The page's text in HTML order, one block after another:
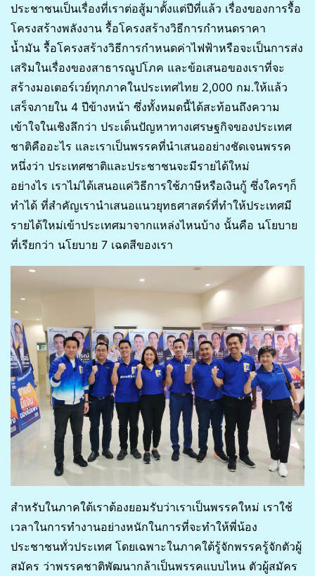
ประชาชนเป็นเรื่องที่เราต่อสู้มาตั้งแต่ปีที่แล้ว เรื่องของการรื้อ
โครงสร้างพลังงาน รื้อโครงสร้างวิธีการกำหนดราคา
น้ำมัน รื้อโครงสร้างวิธีการกำหนดค่าไฟฟ้าหรือจะเป็นการส่ง
เสริมในเรื่องของสาธารณูปโภค และข้อเสนอของเราที่จะ
สร้างมอเตอร์เวย์ทุกภาคในประเทศไทย 2,000 กม.ให้แล้ว
เสร็จภายใน 4 ปีข้างหน้า ซึ่งทั้งหมดนี้ได้สะท้อนถึงความ
เข้าใจในเชิงลึกว่า ประเด็นปัญหาทางเศรษฐกิจของประเทศ
ชาติคืออะไร และเราเป็นพรรคที่นำเสนออย่างชัดเจนพรรค
หนึ่งว่า ประเทศชาติและประชาชนจะมีรายได้ใหม่
อย่างไร เราไม่ได้เสนอแค่วิธีการใช้ภาษีหรือเงินกู้ ซึ่งใครๆก็
ทำได้ ที่สำคัญเรานำเสนอแนวยุทธศาสตร์ที่ทำให้ประเทศมี
รายได้ใหม่เข้าประเทศมาจากแหล่งไหนบ้าง นั้นคือ นโยบาย
ที่เรียกว่า นโยบาย 7 เฉดสีของเรา
สำหรับในภาคใต้เราต้องยอมรับว่าเราเป็นพรรคใหม่ เราใช้
เวลาในการทำงานอย่างหนักในการที่จะทำให้พี่น้อง
ประชาชนทั่วประเทศ โดยเฉพาะในภาคใต้รู้จักพรรครู้จักตัวผู้
สมัคร ว่าพรรคชาติพัฒนากล้าเป็นพรรคแบบไหน ตัวผู้สมัคร